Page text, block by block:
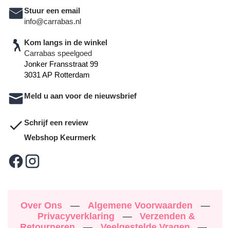
Stuur een email
info@carrabas.nl
Kom langs in de winkel
Carrabas speelgoed
Jonker Fransstraat 99
3031 AP Rotterdam
Meld u aan voor de nieuwsbrief
Schrijf een review
Webshop Keurmerk
Over Ons — Algemene Voorwaarden
—
Privacyverklaring
—
Verzenden &